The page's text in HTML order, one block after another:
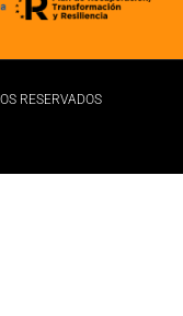
RESERVADOS